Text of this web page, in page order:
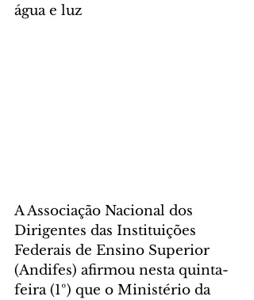
água e luz
A Associação Nacional dos
Dirigentes das Instituições
Federais de Ensino Superior
(Andifes) afirmou nesta quinta-
feira (1º) que o Ministério da